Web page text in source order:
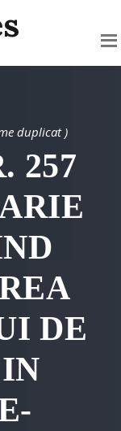
duplicat )
257
DE